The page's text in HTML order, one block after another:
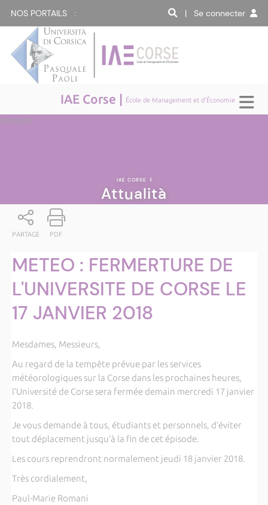
NOS PORTAILS : | Se connecter
IAE Corse | École de Management et d'Économie
Attualità
IAE CORSE |
Attualità
PARTAGE PDF
METEO : FERMERTURE DE
L'UNIVERSITE DE CORSE LE
17 JANVIER 2018
Mesdames, Messieurs,
Au regard de la tempête prévue par les services
météorologiques sur la Corse dans les prochaines heures,
l’Université de Corse sera fermée demain mercredi 17 janvier
2018.
Je vous demande à tous, étudiants et personnels, d’éviter
tout déplacement jusqu’à la fin de cet épisode.
Les cours reprendront normalement jeudi 18 janvier 2018.
Très cordialement,
Paul-Marie Romani